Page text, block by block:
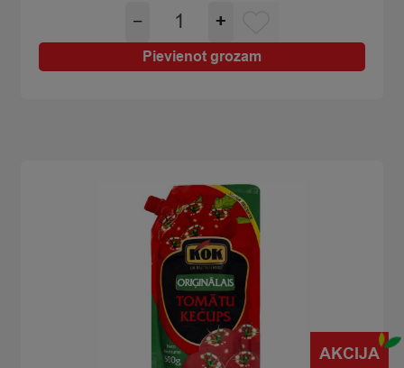
−
Mērce
saldā
čili
Oaka
+
Pievienot grozam
AKCIJA